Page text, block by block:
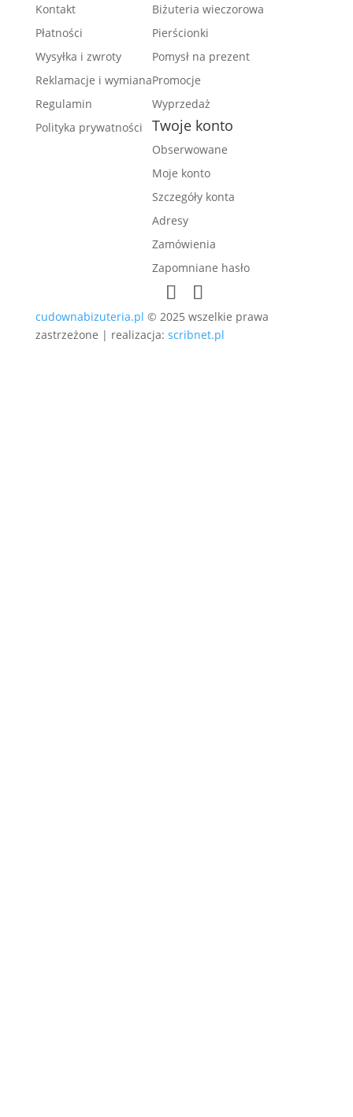
Kontakt
Płatności
Wysyłka i zwroty
Reklamacje i wymiana
Regulamin
Polityka prywatności
Biżuteria wieczorowa
Pierścionki
Pomysł na prezent
Promocje
Wyprzedaż
Twoje konto
Obserwowane
Moje konto
Szczegóły konta
Adresy
Zamówienia
Zapomniane hasło
cudownabizuteria.pl © 2025 wszelkie prawa
zastrzeżone | realizacja: scribnet.pl